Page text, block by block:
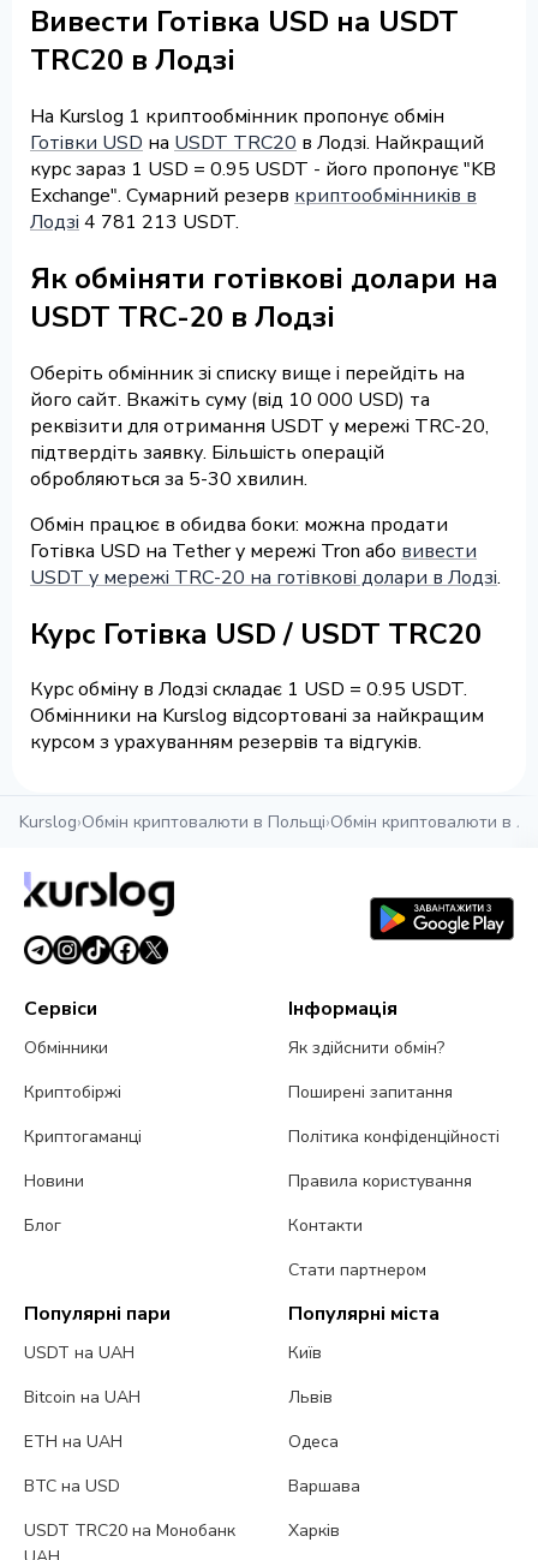
Вивести Готівка USD на USDT
TRC20 в Лодзі
На Kurslog 1 криптообмінник пропонує обмін
Готівки USD на USDT TRC20 в Лодзі. Найкращий
курс зараз 1 USD = 0.95 USDT - його пропонує "KB
Exchange". Сумарний резерв криптообмінників в
Лодзі 4 781 213 USDT.
Як обміняти готівкові долари на
USDT TRC-20 в Лодзі
Оберіть обмінник зі списку вище і перейдіть на
його сайт. Вкажіть суму (від 10 000 USD) та
реквізити для отримання USDT у мережі TRC-20,
підтвердіть заявку. Більшість операцій
обробляються за 5-30 хвилин.
Обмін працює в обидва боки: можна продати
Готівка USD на Tether у мережі Tron або вивести
USDT у мережі TRC-20 на готівкові долари в Лодзі.
Курс Готівка USD / USDT TRC20
Курс обміну в Лодзі складає 1 USD = 0.95 USDT.
Обмінники на Kurslog відсортовані за найкращим
курсом з урахуванням резервів та відгуків.
Kurslog›Обмін криптовалюти в Польщі›Обмін криптовалюти в
Сервіси
Обмінники
Криптобіржі
Криптогаманці
Новини
Блог
Інформація
Як здійснити обмін?
Поширені запитання
Політика конфіденційності
Правила користування
Контакти
Стати партнером
Популярні пари
USDT на UAH
Bitcoin на UAH
ETH на UAH
BTC на USD
USDT TRC20 на Монобанк
Популярні міста
Київ
Львів
Одеса
Варшава
Харків